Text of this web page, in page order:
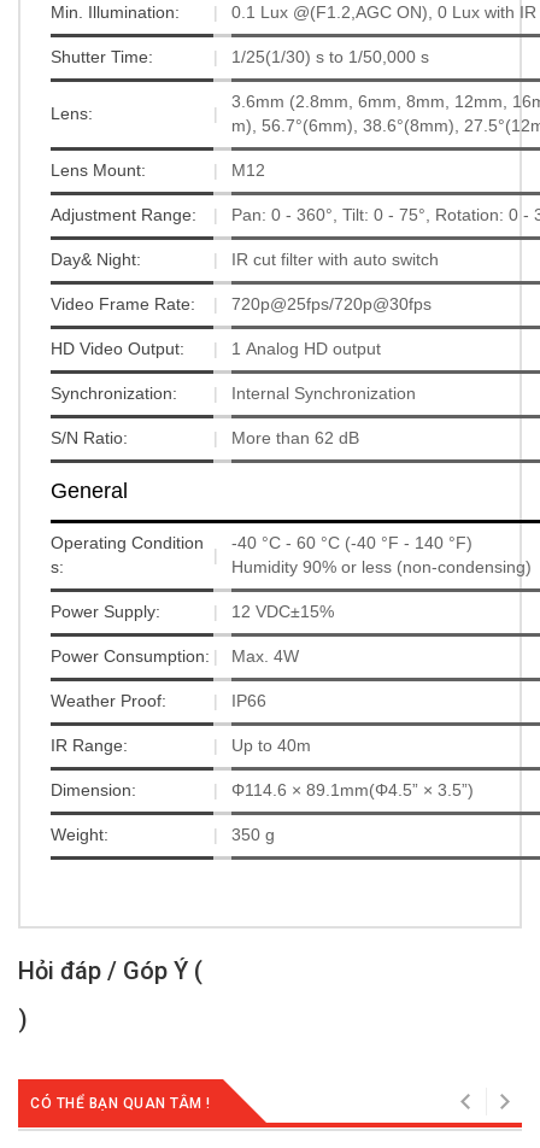
Min. Illumination: | 0.1 Lux @(F1.2,AGC ON), 0 Lux with IR
Shutter Time: | 1/25(1/30) s to 1/50,000 s
Lens: |
3.6mm (2.8mm, 6mm, 8mm, 12mm,
m), 56.7°(6mm), 38.6°(8mm),
Lens Mount: | M12
Adjustment Range: | Pan: 0 - 360°, Tilt: 0 - 75°, Rotation: 0 -
Day& Night: | IR cut filter with auto switch
Video Frame Rate: | 720p@25fps/720p@30fps
HD Video Output: | 1 Analog HD output
Synchronization: | Internal Synchronization
S/N Ratio: | More than 62 dB
General
Operating Condition
s:
|
-40 °C - 60 °C (-40 °F - 140 °F)
Humidity 90% or less (non-condensing)
Power Supply: | 12 VDC±15%
Power Consumption: | Max. 4W
Weather Proof: | IP66
IR Range: | Up to 40m
Dimension: | Φ114.6 × 89.1mm(Φ4.5” × 3.5”)
Weight: | 350 g
Hỏi đáp / Góp Ý (
)
CÓ THỂ BẠN QUAN TÂM !